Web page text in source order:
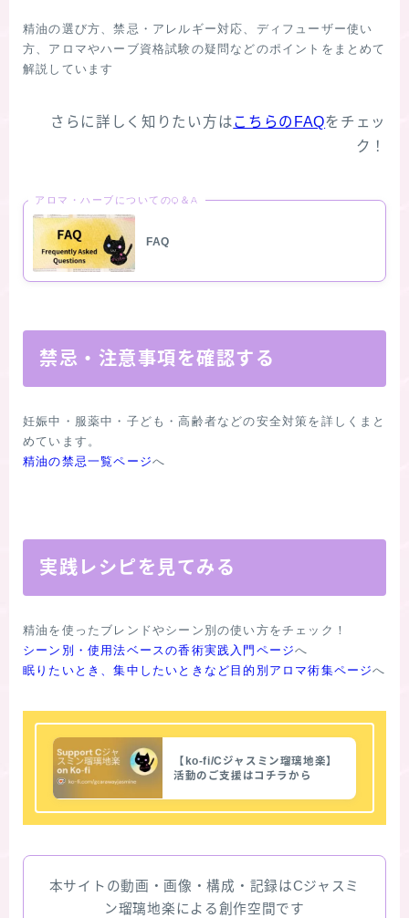
精油の選び方、禁忌・アレルギー対応、ディフューザー使い
方、アロマやハーブ資格試験の疑問などのポイントをまとめて
さらに詳しく知りたい方はこちらのFAQをチェッ
ク！
アロマ・ハーブについてのQ＆A
FAQ
禁忌・注意事項を確認する
妊娠中・服薬中・子ども・高齢者などの安全対策を詳しくまと
精油の禁忌一覧ページへ
実践レシピを見てみる
シーン別・使用法ベースの香術実践入門ページ
眠りたいとき、集中したいときなど目的別アロマ術集ページ
【ko-fi/Cジャスミン瑠璃地楽】
活動のご支援はコチラから
本サイトの動画・画像・構成・記録はCジャスミ
ン瑠璃地楽による創作空間です